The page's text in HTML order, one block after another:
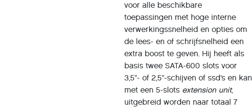
voor alle beschikbare
toepassingen met hoge interne
verwerkingssnelheid en opties om
de lees- en of schrijfsnelheid een
extra boost te geven. Hij heeft als
basis twee SATA-600 slots voor
3,5”- of 2,5”-schijven of ssd’s en kan
met een 5-slots extension unit,
uitgebreid worden naar totaal 7